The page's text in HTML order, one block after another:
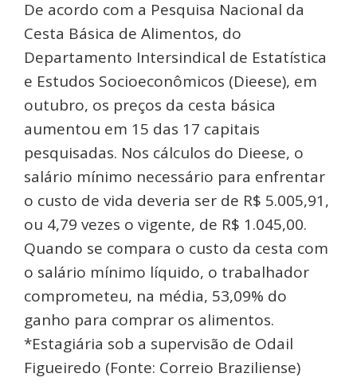
De acordo com a Pesquisa Nacional da
Cesta Básica de Alimentos, do
Departamento Intersindical de Estatística
e Estudos Socioeconômicos (Dieese), em
outubro, os preços da cesta básica
aumentou em 15 das 17 capitais
pesquisadas. Nos cálculos do Dieese, o
salário mínimo necessário para enfrentar
o custo de vida deveria ser de R$ 5.005,91,
ou 4,79 vezes o vigente, de R$ 1.045,00.
Quando se compara o custo da cesta com
o salário mínimo líquido, o trabalhador
comprometeu, na média, 53,09% do
ganho para comprar os alimentos.
*Estagiária sob a supervisão de Odail
Figueiredo (Fonte: Correio Braziliense)